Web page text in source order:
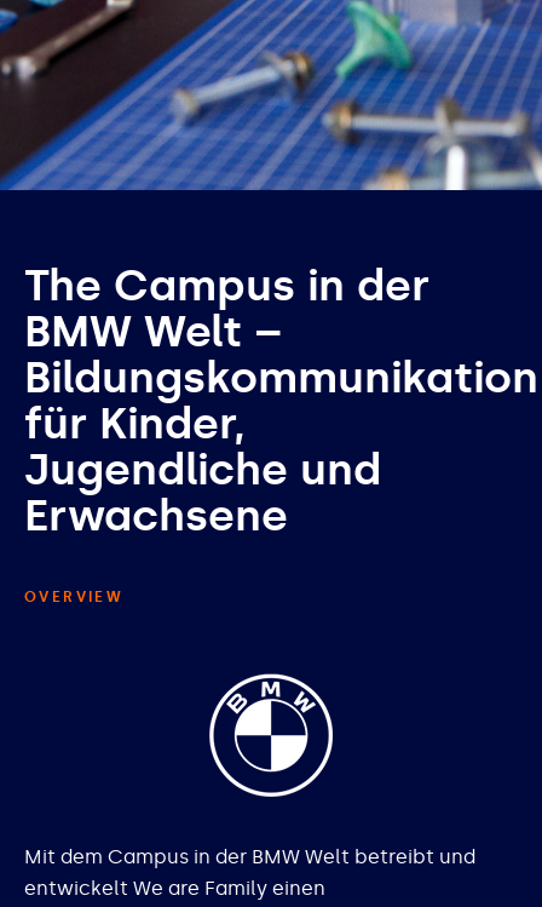
The Campus in der
BMW Welt –
Bildungskommunikation
für Kinder,
Jugendliche und
Erwachsene
OVERVIEW
Mit dem Campus in der BMW Welt betreibt und
entwickelt We are Family einen